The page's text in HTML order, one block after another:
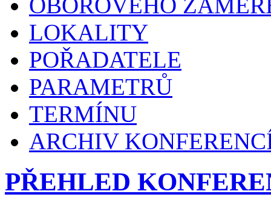
OBOROVÉHO
LOKALITY
POŘADATELE
PARAMETRŮ
TERMÍNU
ARCHIV
PŘEHLED